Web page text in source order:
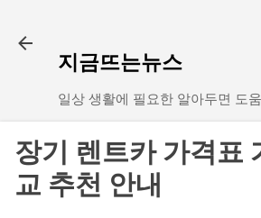
지금뜨는뉴스
일상 생활에 필요한 알아두면 도
장기 렌트카 가격표
교 추천 안내